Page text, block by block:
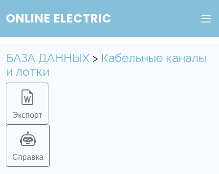
ONLINE ELECTRIC
БАЗА ДАННЫХ > Кабельные каналы
и лотки
Экспорт
Справка
Веб-сервис "Онлайн Электрик"
получить доступ ко всем сервисам "Онлайн